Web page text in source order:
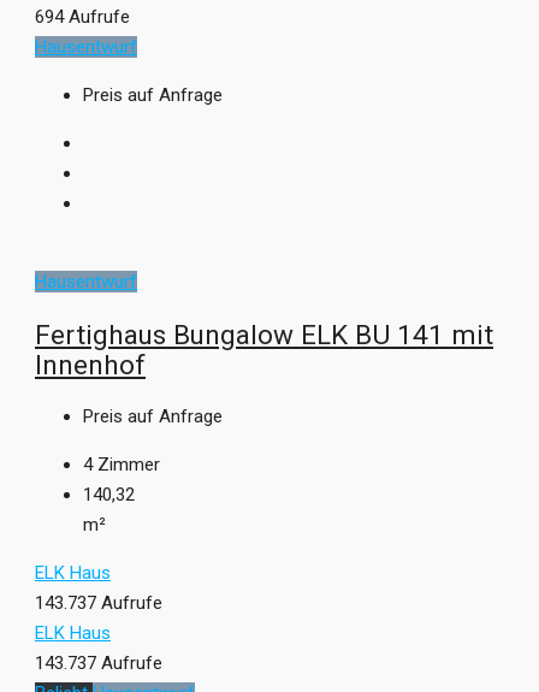
694 Aufrufe
Hausentwurf
Preis auf Anfrage
Hausentwurf
Fertighaus Bungalow ELK BU 141 mit
Innenhof
Preis auf Anfrage
4 Zimmer
140,32
m²
ELK Haus
143.737 Aufrufe
ELK Haus
143.737 Aufrufe